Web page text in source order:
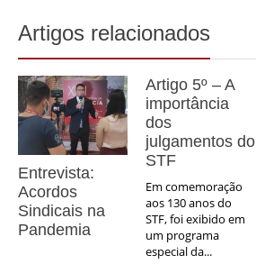
Artigos relacionados
Entrevista:
Acordos
Sindicais na
Pandemia
Artigo 5º – A
importância
dos
julgamentos do
STF
Em comemoração
aos 130 anos do
STF, foi exibido em
um programa
especial da...